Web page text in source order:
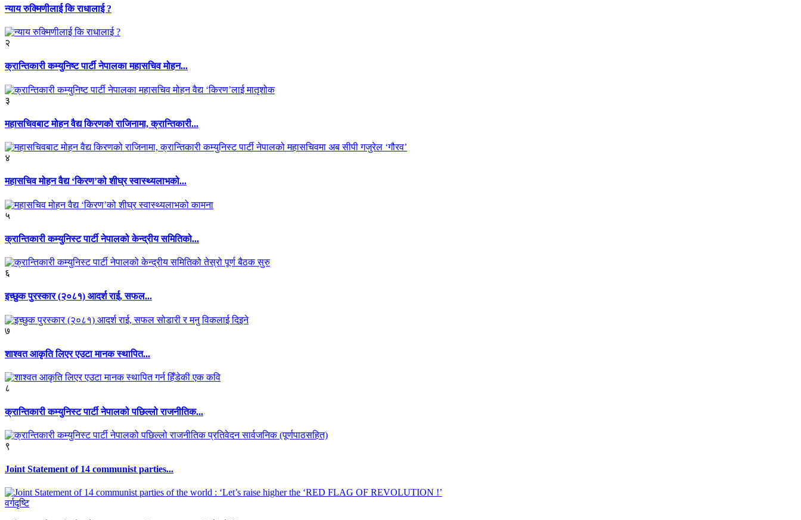
न्याय रुक्मिणीलाई कि राधालाई ?
२
क्रान्तिकारी कम्युनिष्ट पार्टी नेपालका महासचिव मोहन...
३
महासचिवबाट मोहन वैद्य किरणको राजिनामा, क्रान्तिकारी...
४
महासचिव मोहन वैद्य ‘किरण’को शीघ्र स्वास्थ्यलाभको...
५
क्रान्तिकारी कम्युनिस्ट पार्टी नेपालको केन्द्रीय समितिको...
६
इच्छुक पुरस्कार (२०८१) आदर्श राई, सफल...
७
शाश्वत आकृति लिएर एउटा मानक स्थापित...
८
क्रान्तिकारी कम्युनिस्ट पार्टी नेपालको पछिल्लो राजनीतिक...
९
Joint Statement of 14 communist parties...
वर्गदृष्टि